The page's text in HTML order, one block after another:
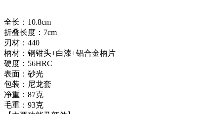
全长：10.8cm
折叠长度：7cm
刃材：440
柄材：钢钳头+白漆+铝合金柄片
硬度：56HRC
表面：砂光
包装：尼龙套
净重：87克
毛重：93克